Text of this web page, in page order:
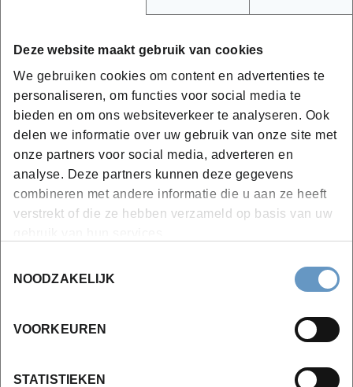
Deze website maakt gebruik van cookies
We gebruiken cookies om content en advertenties te
personaliseren, om functies voor social media te
bieden en om ons websiteverkeer te analyseren. Ook
delen we informatie over uw gebruik van onze site met
onze partners voor social media, adverteren en
analyse. Deze partners kunnen deze gegevens
combineren met andere informatie die u aan ze heeft
verstrekt of die ze hebben verzameld op basis van uw
NOODZAKELIJK
VOORKEUREN
STATISTIEKEN
Volgende zaken komen aan bod:
Brandschade in het appartement van een huurder,
met schade bij de buren
Waterschade in verschillende verdiepingen van het
gebouw
Schade door een verantwoordelijke (derde)
tegenpartij
Verfraaiing aangebracht door de eigenaar of
aangebracht door de huurder
vennootschap
huurder, verhuurder